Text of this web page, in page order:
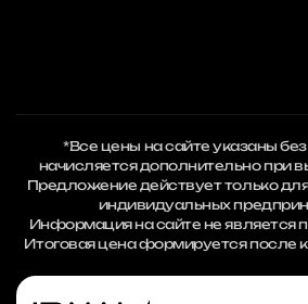
*Все цены на сайте указаны
начисляется дополнительно при
Предложение действует только
индивидуальных
Информация на сайте не является
Итоговая цена формируется после